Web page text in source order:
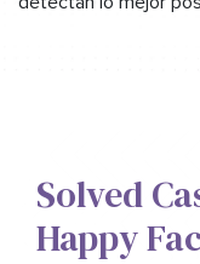
Solved
Happy